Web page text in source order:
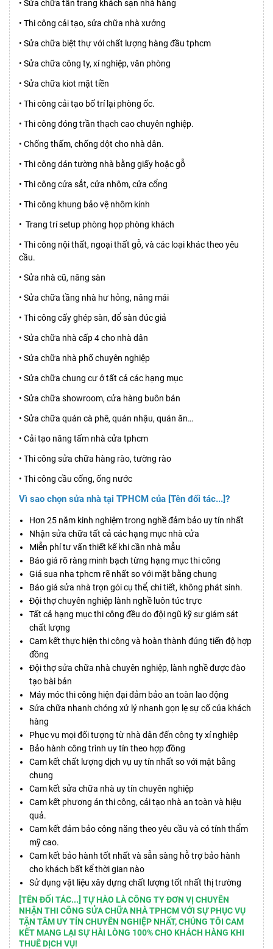
• Sửa chữa tân trang khách sạn nhà hàng
• Thi công cải tạo, sửa chữa nhà xưởng
• Sửa chữa biệt thự với chất lượng hàng đầu tphcm
• Sửa chữa công ty, xí nghiệp, văn phòng
• Sửa chữa kiot mặt tiền
• Thi công cải tạo bố trí lại phòng ốc.
• Thi công đóng trần thạch cao chuyên nghiệp.
• Chống thấm, chống dột cho nhà dân.
• Thi công dán tường nhà bằng giấy hoặc gỗ
• Thi công cửa sắt, cửa nhôm, cửa cổng
• Thi công khung bảo vệ nhôm kính
• Trang trí setup phòng họp phòng khách
• Thi công nội thất, ngoại thất gỗ, và các loại khác theo yêu
cầu.
• Sửa nhà cũ, nâng sàn
• Sửa chữa tầng nhà hư hỏng, nâng mái
• Thi công cấy ghép sàn, đổ sàn đúc giả
• Sửa chữa nhà cấp 4 cho nhà dân
• Sửa chữa nhà phố chuyên nghiệp
• Sửa chữa chung cư ở tất cả các hạng mục
• Sửa chữa showroom, cửa hàng buôn bán
• Sửa chữa quán cà phê, quán nhậu, quán ăn…
• Cải tạo nâng tấm nhà cửa tphcm
• Thi công sửa chữa hàng rào, tường rào
• Thi công cầu cống, ống nước
Vì sao chọn sửa nhà tại TPHCM của [Tên đối tác...]?
Hơn 25 năm kinh nghiệm trong nghề đảm bảo uy tín nhất
Nhận sửa chữa tất cả các hạng mục nhà cửa
Miễn phí tư vấn thiết kế khi cần nhà mẫu
Báo giá rõ ràng minh bạch từng hạng mục thi công
Giá sua nha tphcm rẽ nhất so với mặt bằng chung
Báo giá sửa nhà trọn gói cụ thể, chi tiết, không phát sinh.
Đội thợ chuyên nghiệp lành nghề luôn túc trực
Tất cả hạng mục thi công đều do đội ngũ kỹ sư giám sát
chất lượng
Cam kết thực hiện thi công và hoàn thành đúng tiến độ hợp
đồng
Đội thợ sửa chữa nhà chuyên nghiệp, lành nghề được đào
tạo bài bản
Máy móc thi công hiện đại đảm bảo an toàn lao động
Sửa chữa nhanh chóng xử lý nhanh gọn lẹ sự cố của khách
hàng
Phục vụ mọi đối tượng từ nhà dân đến công ty xí nghiệp
Bảo hành công trình uy tín theo hợp đồng
Cam kết chất lượng dịch vụ uy tín nhất so với mặt bằng
chung
Cam kết sửa chữa nhà uy tín chuyên nghiệp
Cam kết phương án thi công, cải tạo nhà an toàn và hiệu
quả.
Cam kết đảm bảo công năng theo yêu cầu và có tính thẩm
mỹ cao.
Cam kết bảo hành tốt nhất và sẵn sàng hỗ trợ bảo hành
cho khách bất kể thời gian nào
Sử dụng vật liệu xây dựng chất lượng tốt nhất thị trường
[TÊN ĐỐI TÁC...] TỰ HÀO LÀ CÔNG TY ĐƠN VỊ CHUYÊN
NHẬN THI CÔNG SỬA CHỮA NHÀ TPHCM VỚI SỰ PHỤC VỤ
TẬN TÂM UY TÍN CHUYÊN NGHIỆP NHẤT, CHÚNG TÔI CAM
KẾT MANG LẠI SỰ HÀI LÒNG 100% CHO KHÁCH HÀNG KHI
THUÊ DỊCH VỤ!